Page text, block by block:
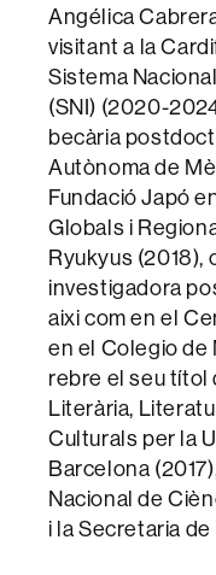
Angélica
visitant a la
Sistema
(SNI) (2020-
becària
Autònoma de
Fundació Japó
Globals i
Ryukyus (2018),
investigadora
aixi com en el
en el Colegio de
rebre el seu títol
Literària,
Culturals per la
Barcelona
Nacional de
i la Secretaria de